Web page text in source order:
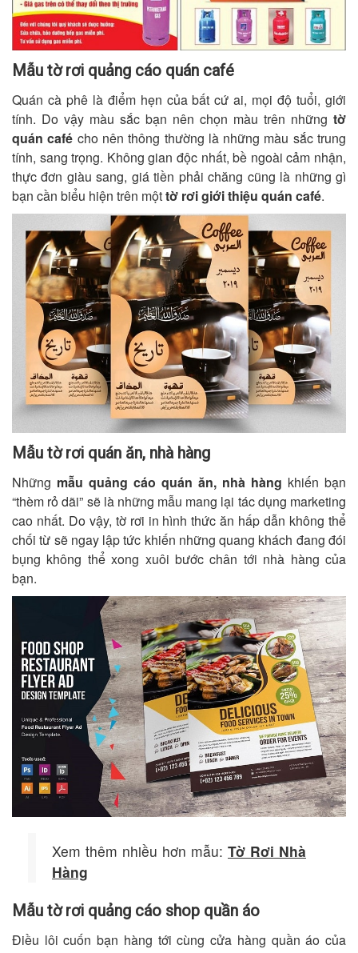
Mẫu tờ rơi quảng cáo quán café
Quán cà phê là điểm hẹn của bất cứ ai, mọi độ tuổi, giới
tính. Do vậy màu sắc bạn nên chọn màu trên những tờ
quán café cho nên thông thường là những màu sắc trung
tính, sang trọng. Không gian độc nhất, bề ngoài cảm nhận,
thực đơn giàu sang, giá tiền phải chăng cũng là những gì
bạn cần biểu hiện trên mộttờ rơi giới thiệu quán café.
Mẫu tờ rơi quán ăn, nhà hàng
Những mẫu quảng cáo quán ăn, nhà hàng khiến bạn
“thèm rỏ dãi” sẽ là những mẫu mang lại tác dụng marketing
cao nhất. Do vậy, tờ rơi in hình thức ăn hấp dẫn không thể
chối từ sẽ ngay lập tức khiến những quang khách đang đói
bụng không thể xong xuôi bước chân tới nhà hàng của
bạn.
Xem thêm nhiều hơn mẫu: Tờ Rơi Nhà
Hàng
Mẫu tờ rơi quảng cáo shop quần áo
Điều lôi cuốn bạn hàng tới cùng cửa hàng quần áo của